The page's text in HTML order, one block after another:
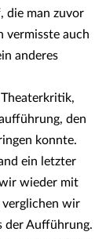
die man zuvor
vermisste auch
anderes
den
konnte.
ein letzter
wieder mit
verglichen wir
der Aufführung.